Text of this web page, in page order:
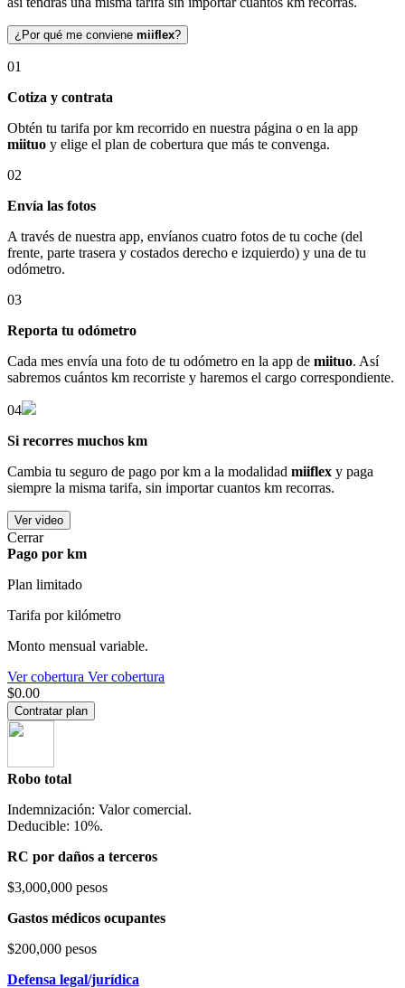
¿Por qué me conviene miiflex?
01
Cotiza y contrata
Obtén tu tarifa por km recorrido en nuestra página o en la app
miituo y elige el plan de cobertura que más te convenga.
02
Envía las fotos
A través de nuestra app, envíanos cuatro fotos de tu coche (del
frente, parte trasera y costados derecho e izquierdo) y una de tu
odómetro.
03
Reporta tu odómetro
Cada mes envía una foto de tu odómetro en la app de miituo. Así
sabremos cuántos km recorriste y haremos el cargo correspondiente.
04
Si recorres muchos km
Cambia tu seguro de pago por km a la modalidad miiflex y paga
siempre la misma tarifa, sin importar cuantos km recorras.
Ver video
Cerrar
Pago por km
Plan limitado
Tarifa por kilómetro
Monto mensual variable.
Ver cobertura Ver cobertura
$0.00
Contratar plan
Robo total
Indemnización: Valor comercial.
Deducible: 10%.
RC por daños a terceros
$3,000,000 pesos
Gastos médicos ocupantes
$200,000 pesos
Defensa legal/jurídica